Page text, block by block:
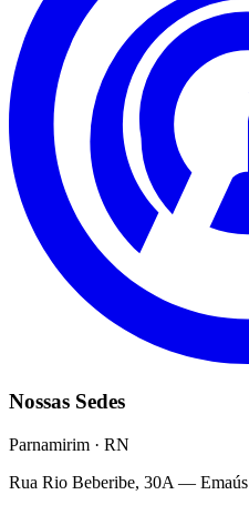
Nossas Sedes
Parnamirim · RN
Rua Rio Beberibe, 30A — Emaús